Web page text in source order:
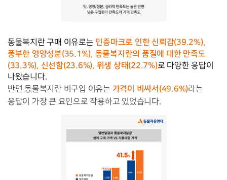
동물복지란 구매 이유로는 인증마크로 인한 신뢰감(39.2%),
풍부한 영양성분(35.1%), 동물복지란의 품질에 대한 만족도
(33.3%), 신선함(23.6%), 위생 상태(22.7%)로 다양한 응답이
나왔습니다.
반면 동물복지란 비구입 이유는 가격이 비싸서(49.6%)라는
응답이 가장 큰 요인으로 작용하고 있었습니다.